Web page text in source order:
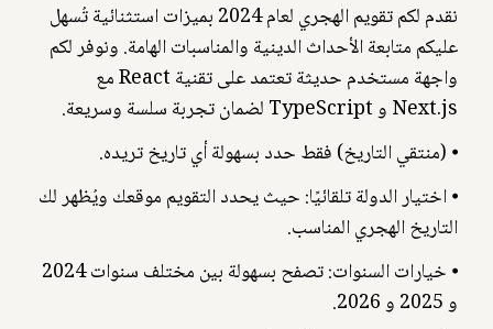
نقدم لكم تقويم الهجري لعام 2024 بميزات استثنائية تُسهل
عليكم متابعة الأحداث الدينية والمناسبات الهامة. ونوفر لكم
واجهة مستخدم حديثة تعتمد على تقنية React مع
Next.js و TypeScript لضمان تجربة سلسة وسريعة.
⦁ (منتقي التاريخ) فقط حدد بسهولة أي تاريخ تريده.
⦁ اختيار الدولة تلقائيًا: حيث يحدد التقويم موقعك ويُظهر لك
التاريخ الهجري المناسب.
⦁ خيارات السنوات: تصفح بسهولة بين مختلف سنوات 2024
و 2025 و 2026.